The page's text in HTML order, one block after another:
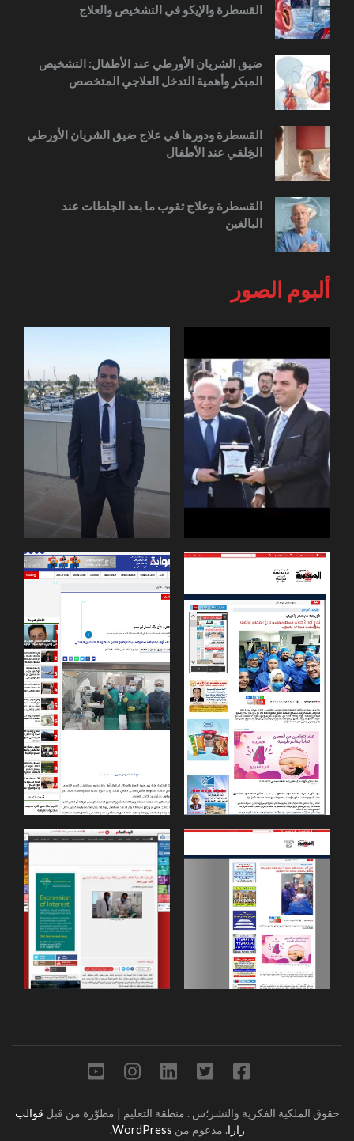
القسطرة والإيكو في التشخيص والعلاج
ضيق الشريان الأورطي عند الأطفال: التشخيص
المبكر وأهمية التدخل العلاجي المتخصص
القسطرة ودورها في علاج ضيق الشريان الأورطي
الخِلقي عند الأطفال
القسطرة وعلاج ثقوب ما بعد الجلطات عند
البالغين
ألبوم الصور
حقوق الملكية الفكرية والنشر؛س. منطقة التعليم | مطوّرة من قبل قوالب
رارا. مدعوم من WordPress
.